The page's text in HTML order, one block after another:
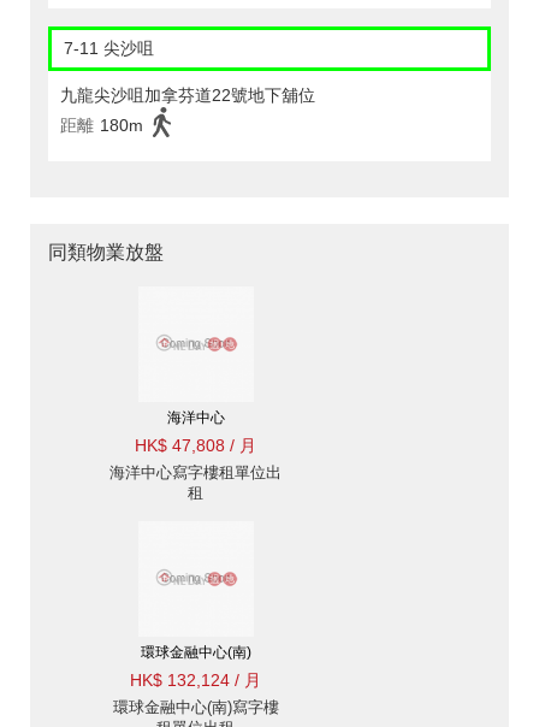
7-11 尖沙咀
九龍尖沙咀加拿芬道22號地下舖位
距離 180m
同類物業放盤
海洋中心
HK$ 47,808 / 月
海洋中心寫字樓租單位出
租
環球金融中心(南)
HK$ 132,124 / 月
環球金融中心(南)寫字樓